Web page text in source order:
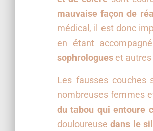
mauvaise façon de
médical, il est donc
en étant
sophrologues et
Les fausses couches
nombreuses femmes
du tabou qui entoure
douloureusedans le